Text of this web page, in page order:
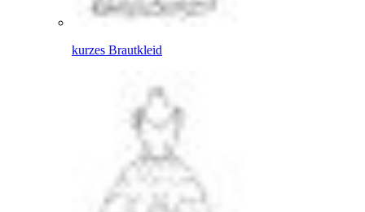
kurzes Brautkleid